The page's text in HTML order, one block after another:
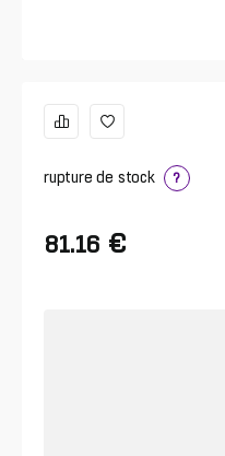
rupture de stock ?
81.16 €